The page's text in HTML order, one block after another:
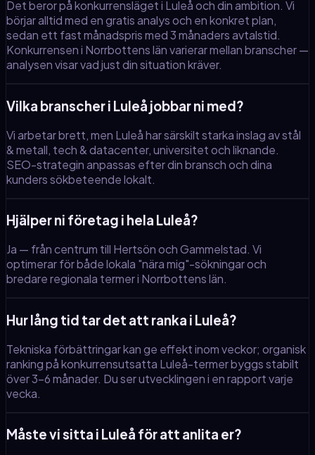
Det beror på konkurrensläget i Luleå och din ambition. Vi
börjar alltid med en gratis analys och en konkret plan,
sedan ett fast månadspris med 3 månaders avtalstid.
Konkurrensen i Norrbottens län varierar mellan branscher —
analysen visar vad just din situation kräver.
Vilka branscher i Luleå jobbar ni med?
Vi arbetar brett, men Luleå har särskilt starka inslag av stål
& metall, tech & datacenter, universitet och liknande.
SEO-strategin anpassas efter din bransch och dina
kunders sökbeteende lokalt.
Hjälper ni företag i hela Luleå?
Ja — från centrum till Hertsön och Gammelstad. Vi
optimerar för både lokala "nära mig"-sökningar och
bredare regionala termer i Norrbottens län.
Hur lång tid tar det att ranka i Luleå?
Tekniska förbättringar kan ge effekt inom veckor; organisk
ranking på konkurrensutsatta Luleå-termer byggs stabilt
över 3–6 månader. Du ser utvecklingen i en rapport varje
vecka.
Måste vi sitta i Luleå för att anlita er?